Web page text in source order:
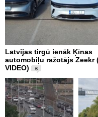
Latvijas tirgū ienāk Ķīnas
automobiļu ražotājs Zeekr
VIDEO)
6